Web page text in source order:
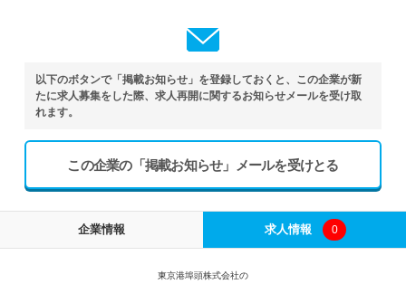
以下のボタンで「掲載お知らせ」を登録しておくと、この企業が新
たに求人募集をした際、求人再開に関するお知らせメールを受け取
れます。
この企業の「掲載お知らせ」メールを受けとる
企業情報 求人情報 0
東京港埠頭株式会社の